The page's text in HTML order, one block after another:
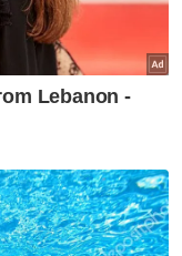
itu
Kanun